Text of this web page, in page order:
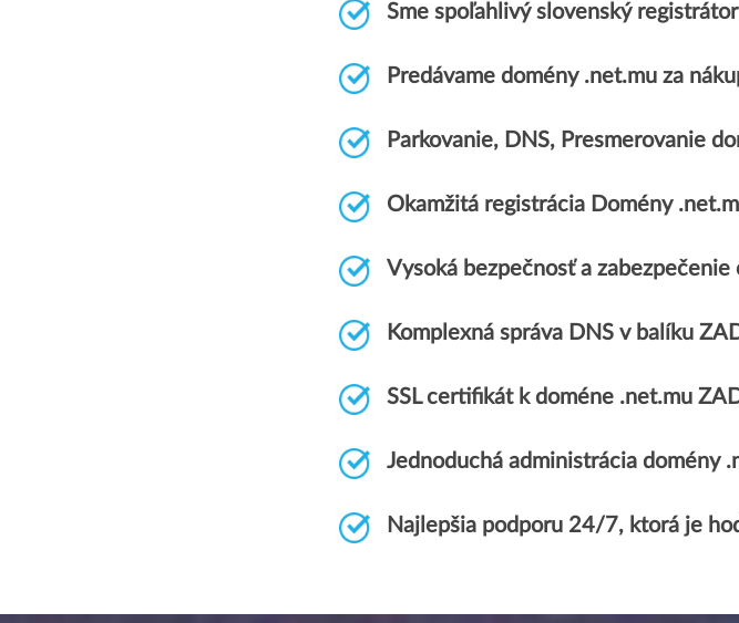
Sme spoľahlivý slovenský
Predávame domény .net.mu za
Parkovanie, DNS, Presmerovanie
Okamžitá registrácia Domény
Vysoká bezpečnosť a
Komplexná správa DNS v balíku
SSL certifikát k doméne .net.mu
Jednoduchá administrácia domény
Najlepšia podporu 24/7, ktorá je